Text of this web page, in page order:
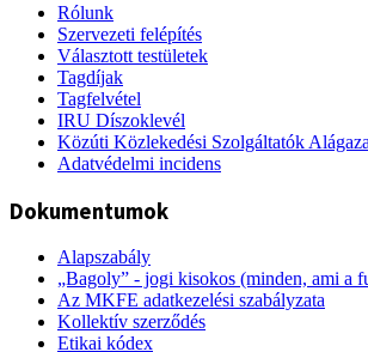
Rólunk
Szervezeti felépítés
Választott testületek
Tagdíjak
Tagfelvétel
IRU Díszoklevél
Közúti Közlekedési Szolgáltatók
Adatvédelmi incidens
Dokumentumok
Alapszabály
„Bagoly” - jogi kisokos (minden, ami a
Az MKFE adatkezelési szabályzata
Kollektív szerződés
Etikai kódex